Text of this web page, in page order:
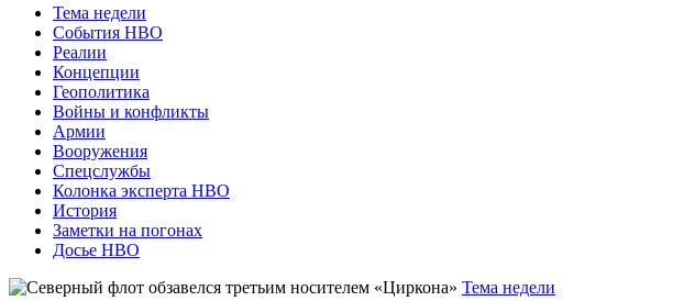
Тема недели
События НВО
Реалии
Концепции
Геополитика
Войны и конфликты
Армии
Вооружения
Спецслужбы
Колонка эксперта НВО
История
Заметки на погонах
Досье НВО
Тема недели